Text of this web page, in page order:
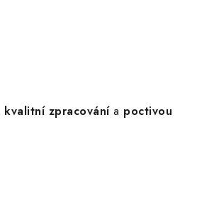
kvalitní zpracovánía poctivou